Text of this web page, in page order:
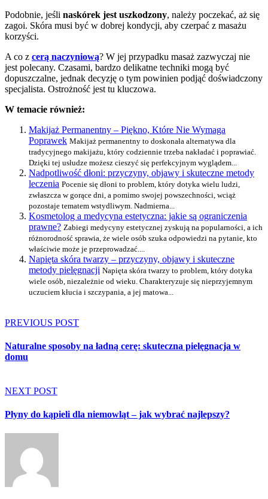
Podobnie, jeśli naskórek jest uszkodzony, należy poczekać, aż się
zagoi. Skóra musi być w dobrej kondycji, aby czerpać z masażu
korzyści.
A co z cerą naczyniową? W jej przypadku masaż zazwyczaj nie
jest polecany. Czasami, bardzo delikatne techniki mogą być
dopuszczalne, jednak decyzję o tym powinien podjąć doświadczony
specjalista. Ostrożność jest tu kluczowa.
W temacie również:
Makijaż Permanentny – Piękno, Które Nie Wymaga
Poprawek Makijaż permanentny to doskonała alternatywa dla
tradycyjnego makijażu, który codziennie trzeba nakładać i poprawiać.
Dzięki tej usłudze możesz cieszyć się perfekcyjnym wyglądem...
Nadpotliwość dłoni: przyczyny, objawy i skuteczne metody
leczenia Pocenie się dłoni to problem, który dotyka wielu ludzi,
zwłaszcza w gorące dni, a pomimo swojej powszechności, wciąż
pozostaje tematem wstydliwym. Nadmierna...
Kosmetolog a medycyna estetyczna: jakie są ograniczenia
prawne? Zabiegi medycyny estetycznej zyskują na popularności, a ich
różnorodność sprawia, że wiele osób szuka odpowiedzi na pytanie, kto
właściwie może je przeprowadzać....
Napięta skóra twarzy – przyczyny, objawy i skuteczne
metody pielęgnacji Napięta skóra twarzy to problem, który dotyka
wiele osób, niezależnie od wieku. Charakteryzuje się nieprzyjemnym
uczuciem kłucia i szczypania, a jej matowa...
PREVIOUS POST
Naturalne sposoby na ładną cerę: skuteczna pielęgnacja w
domu
NEXT POST
Płyny do kąpieli dla niemowląt – jak wybrać najlepszy?